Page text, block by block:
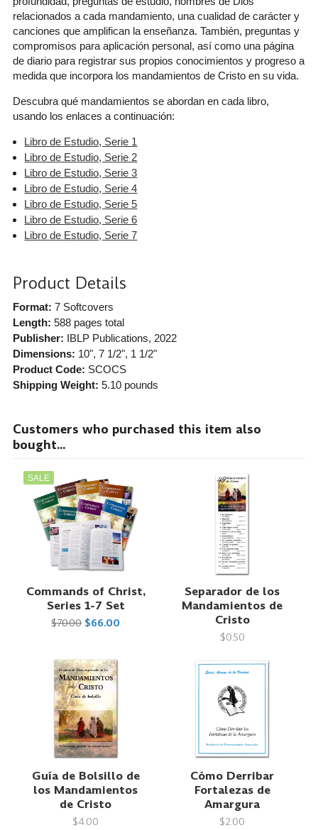
relacionados a cada mandamiento, una cualidad de carácter y
canciones que amplifican la enseñanza. También, preguntas y
compromisos para aplicación personal, así como una página
de diario para registrar sus propios conocimientos y progreso a
medida que incorpora los mandamientos de Cristo en su vida.
Descubra qué mandamientos se abordan en cada libro,
usando los enlaces a continuación:
Libro de Estudio, Serie 1
Libro de Estudio, Serie 2
Libro de Estudio, Serie 3
Libro de Estudio, Serie 4
Libro de Estudio, Serie 5
Libro de Estudio, Serie 6
Libro de Estudio, Serie 7
Product Details
Format: 7 Softcovers
Length: 588 pages total
Publisher: IBLP Publications, 2022
Dimensions: 10", 7 1/2", 1 1/2"
Product Code: SCOCS
Shipping Weight: 5.10pounds
Customers who purchased this item also
bought...
SALE
Commands of Christ,
Series 1-7 Set
$70.00 $66.00
Separador de los
Mandamientos de
Cristo
$0.50
Guía de Bolsillo de
los Mandamientos
de Cristo
$4.00
Cómo Derribar
Fortalezas de
Amargura
$2.00